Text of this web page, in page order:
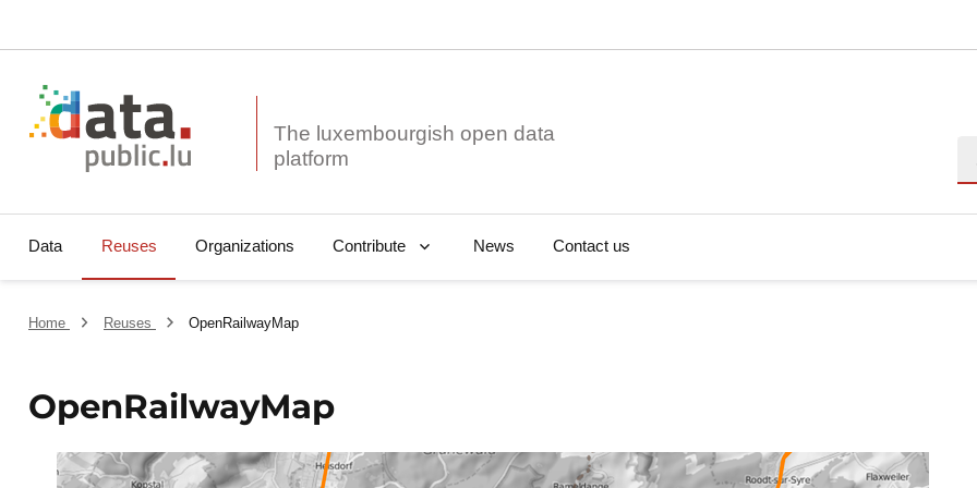
The luxembourgish open data
Data Reuses Organizations Contribute News Contact us
Home Reuses OpenRailwayMap
OpenRailwayMap